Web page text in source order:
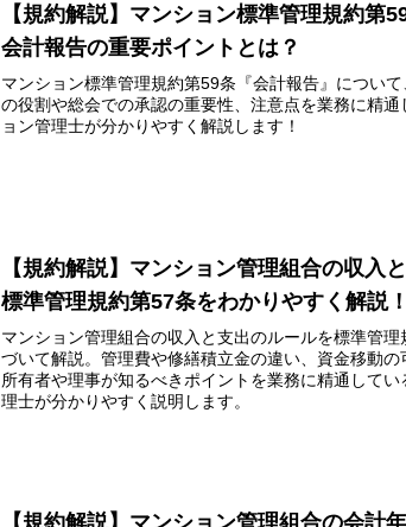
【規約解説】マンション標準管理規約第
会計報告の重要ポイントとは？
マンション標準管理規約第59条『会計報告』につい
の役割や総会での承認の重要性、注意点を業務に精通
ョン管理士が分かりやすく解説します！
【規約解説】マンション管理組合の収入
標準管理規約第57条をわかりやすく解説！
マンション管理組合の収入と支出のルールを標準管
づいて解説。管理費や修繕積立金の違い、資金移動の
所有者や理事が知るべきポイントを業務に精通してい
理士が分かりやすく説明します。